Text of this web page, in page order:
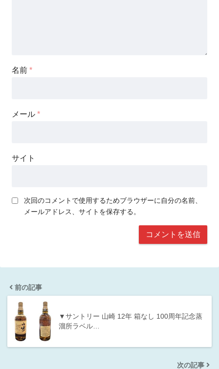
名前 *
メール *
サイト
次回のコメントで使用するためブラウザーに自分の名前、
メールアドレス、サイトを保存する。
前の記事
▼サントリー 山崎 12年 箱なし 100周年記念蒸
溜所ラベル…
次の記事